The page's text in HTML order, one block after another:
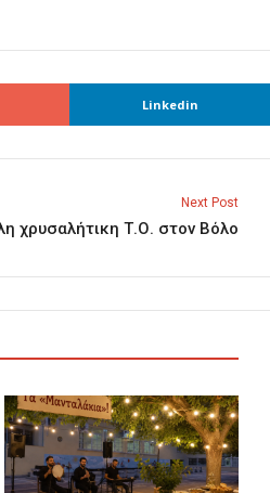
Linkedin
Next Post
χρυσαλήτικη Τ.Ο. στον Βόλο